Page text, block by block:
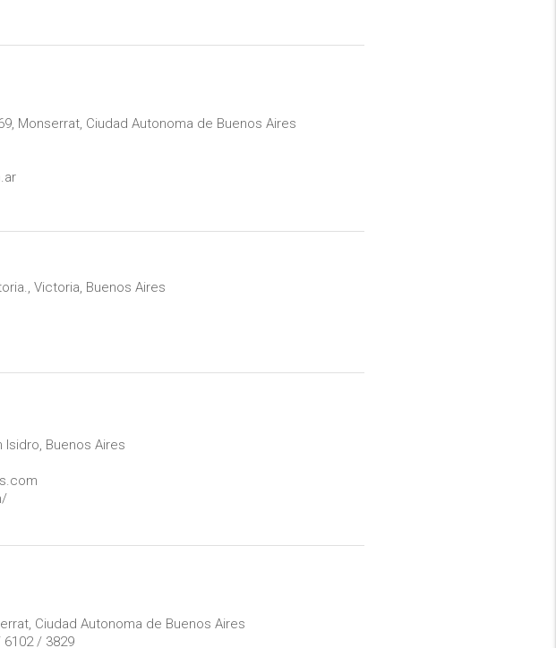
Monserrat, Ciudad Autonoma de Buenos Aires
Victoria, Buenos Aires
Isidro, Buenos Aires
Ciudad Autonoma de Buenos Aires
6102 / 3829